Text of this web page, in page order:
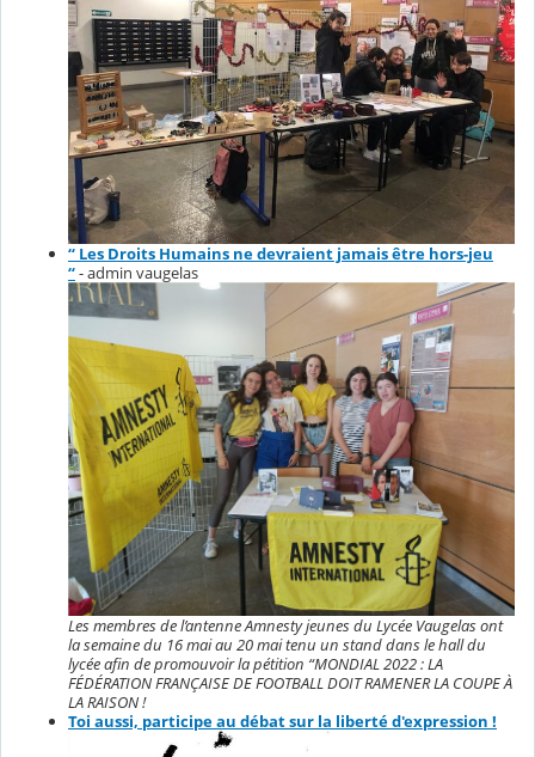
“ Les Droits Humains ne devraient jamais être hors-jeu
“- admin vaugelas
Les membres de l’antenne Amnesty jeunes du Lycée Vaugelas ont
la semaine du 16 mai au 20 mai tenu un stand dans le hall du
lycée afin de promouvoir la pétition “MONDIAL 2022 : LA
FÉDÉRATION FRANÇAISE DE FOOTBALL DOIT RAMENER LA COUPE À
LA RAISON !
Toi aussi, participe au débat sur la liberté d'expression !